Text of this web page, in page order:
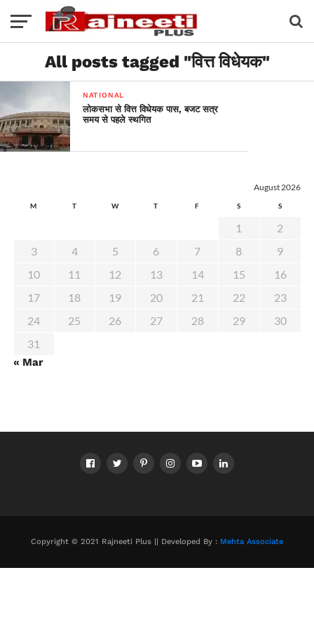
All posts tagged "वित्त विधेयक"
NATIONAL
लोकसभा से वित्त विधेयक पास, बजट सत्र
समय से पहले स्थगित
August 2026
M T W T F S S
1
2
3
4 5 6 7 8
9
10
11 12 13 14 15
16
17
18 19 20 21 22
23
24
25 26 27 28 29
30
31
« Mar
Copyright © 2021 Rajneeti Plus || Developed By : Mehta Associate